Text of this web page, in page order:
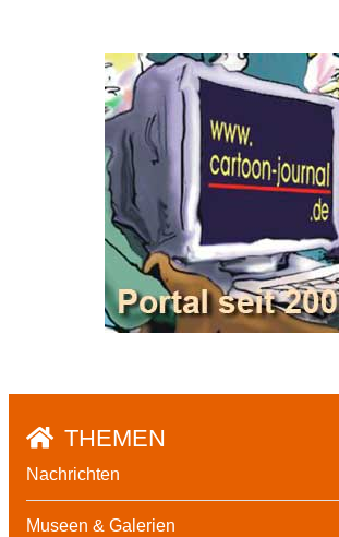
THEMEN
Nachrichten
Museen & Galerien